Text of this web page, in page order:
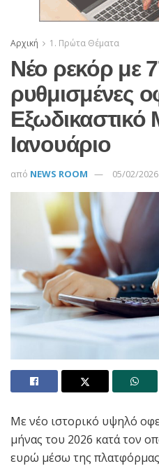
Αρχική 1. Πρώτα Θέματα
Νέο ρεκόρ με
ρυθμισμένες
Εξωδικαστικό
Ιανουάριο
από NEWS ROOM 05/02/2026
Με νέο ιστορικό υψηλό
μήνας του 2026 κατά τον
ευρώ μέσω της